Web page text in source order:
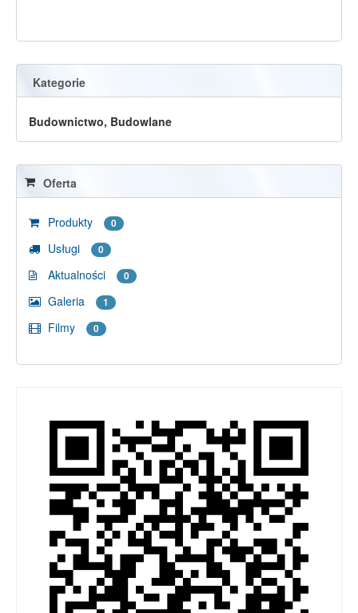
Kategorie
Budownictwo, Budowlane
Oferta
Produkty 0
Usługi 0
Aktualności 0
Galeria 1
Filmy 0